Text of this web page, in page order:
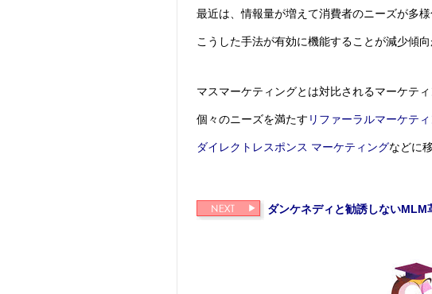
最近は、情報量が増えて消費者のニーズが多
こうした手法が有効に機能することが減少傾
マスマーケティングとは対比されるマーケテ
個々のニーズを満たす リファーラルマーケテ
ダイレクトレスポンス マーケティングなどに
ダンケネディと勧誘しないMLM